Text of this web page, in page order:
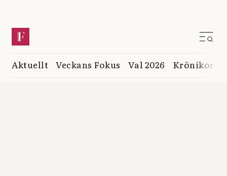
Aktuellt Veckans Fokus Val 2026 Krönikor